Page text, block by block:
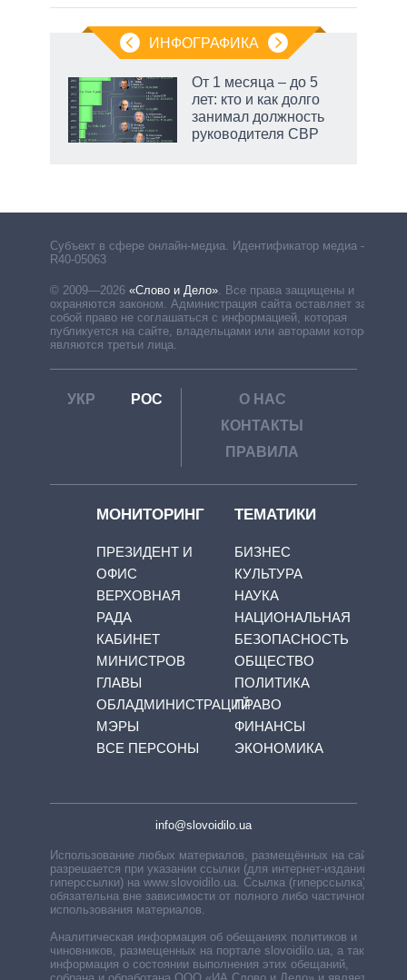
ИНФОГРАФИКА
От 1 месяца – до 5
лет: кто и как долго
занимал должность
руководителя СВР
Субъект в сфере онлайн-медиа. Идентификатор медиа –
R40-05063
© 2009—2026 «Слово и Дело». Все права защищены и
охраняются законом. Администрация сайта оставляет за
собой право не соглашаться с информацией, которая
публикуется на сайте, владельцами или авторами которой
являются третьи лица.
УКР РОС
О НАС
КОНТАКТЫ
ПРАВИЛА
МОНИТОРИНГ
ПРЕЗИДЕНТ И
ОФИС
ВЕРХОВНАЯ
РАДА
КАБИНЕТ
МИНИСТРОВ
ГЛАВЫ
ОБЛАДМИНИСТРАЦИЙ
МЭРЫ
ВСЕ ПЕРСОНЫ
ТЕМАТИКИ
БИЗНЕС
КУЛЬТУРА
НАУКА
НАЦИОНАЛЬНАЯ
БЕЗОПАСНОСТЬ
ОБЩЕСТВО
ПОЛИТИКА
ПРАВО
ФИНАНСЫ
ЭКОНОМИКА
info@slovoidilo.ua
Использование любых материалов, размещённых на сайте,
разрешается при указании ссылки (для интернет-изданий —
гиперссылки) на www.slovoidilo.ua. Ссылка (гиперссылка)
обязательна вне зависимости от полного либо частичного
использования материалов.
Аналитическая информация об обещаниях политиков и
чиновников, размещенных на портале slovoidilo.ua, а также
информация о состоянии выполнения этих обещаний,